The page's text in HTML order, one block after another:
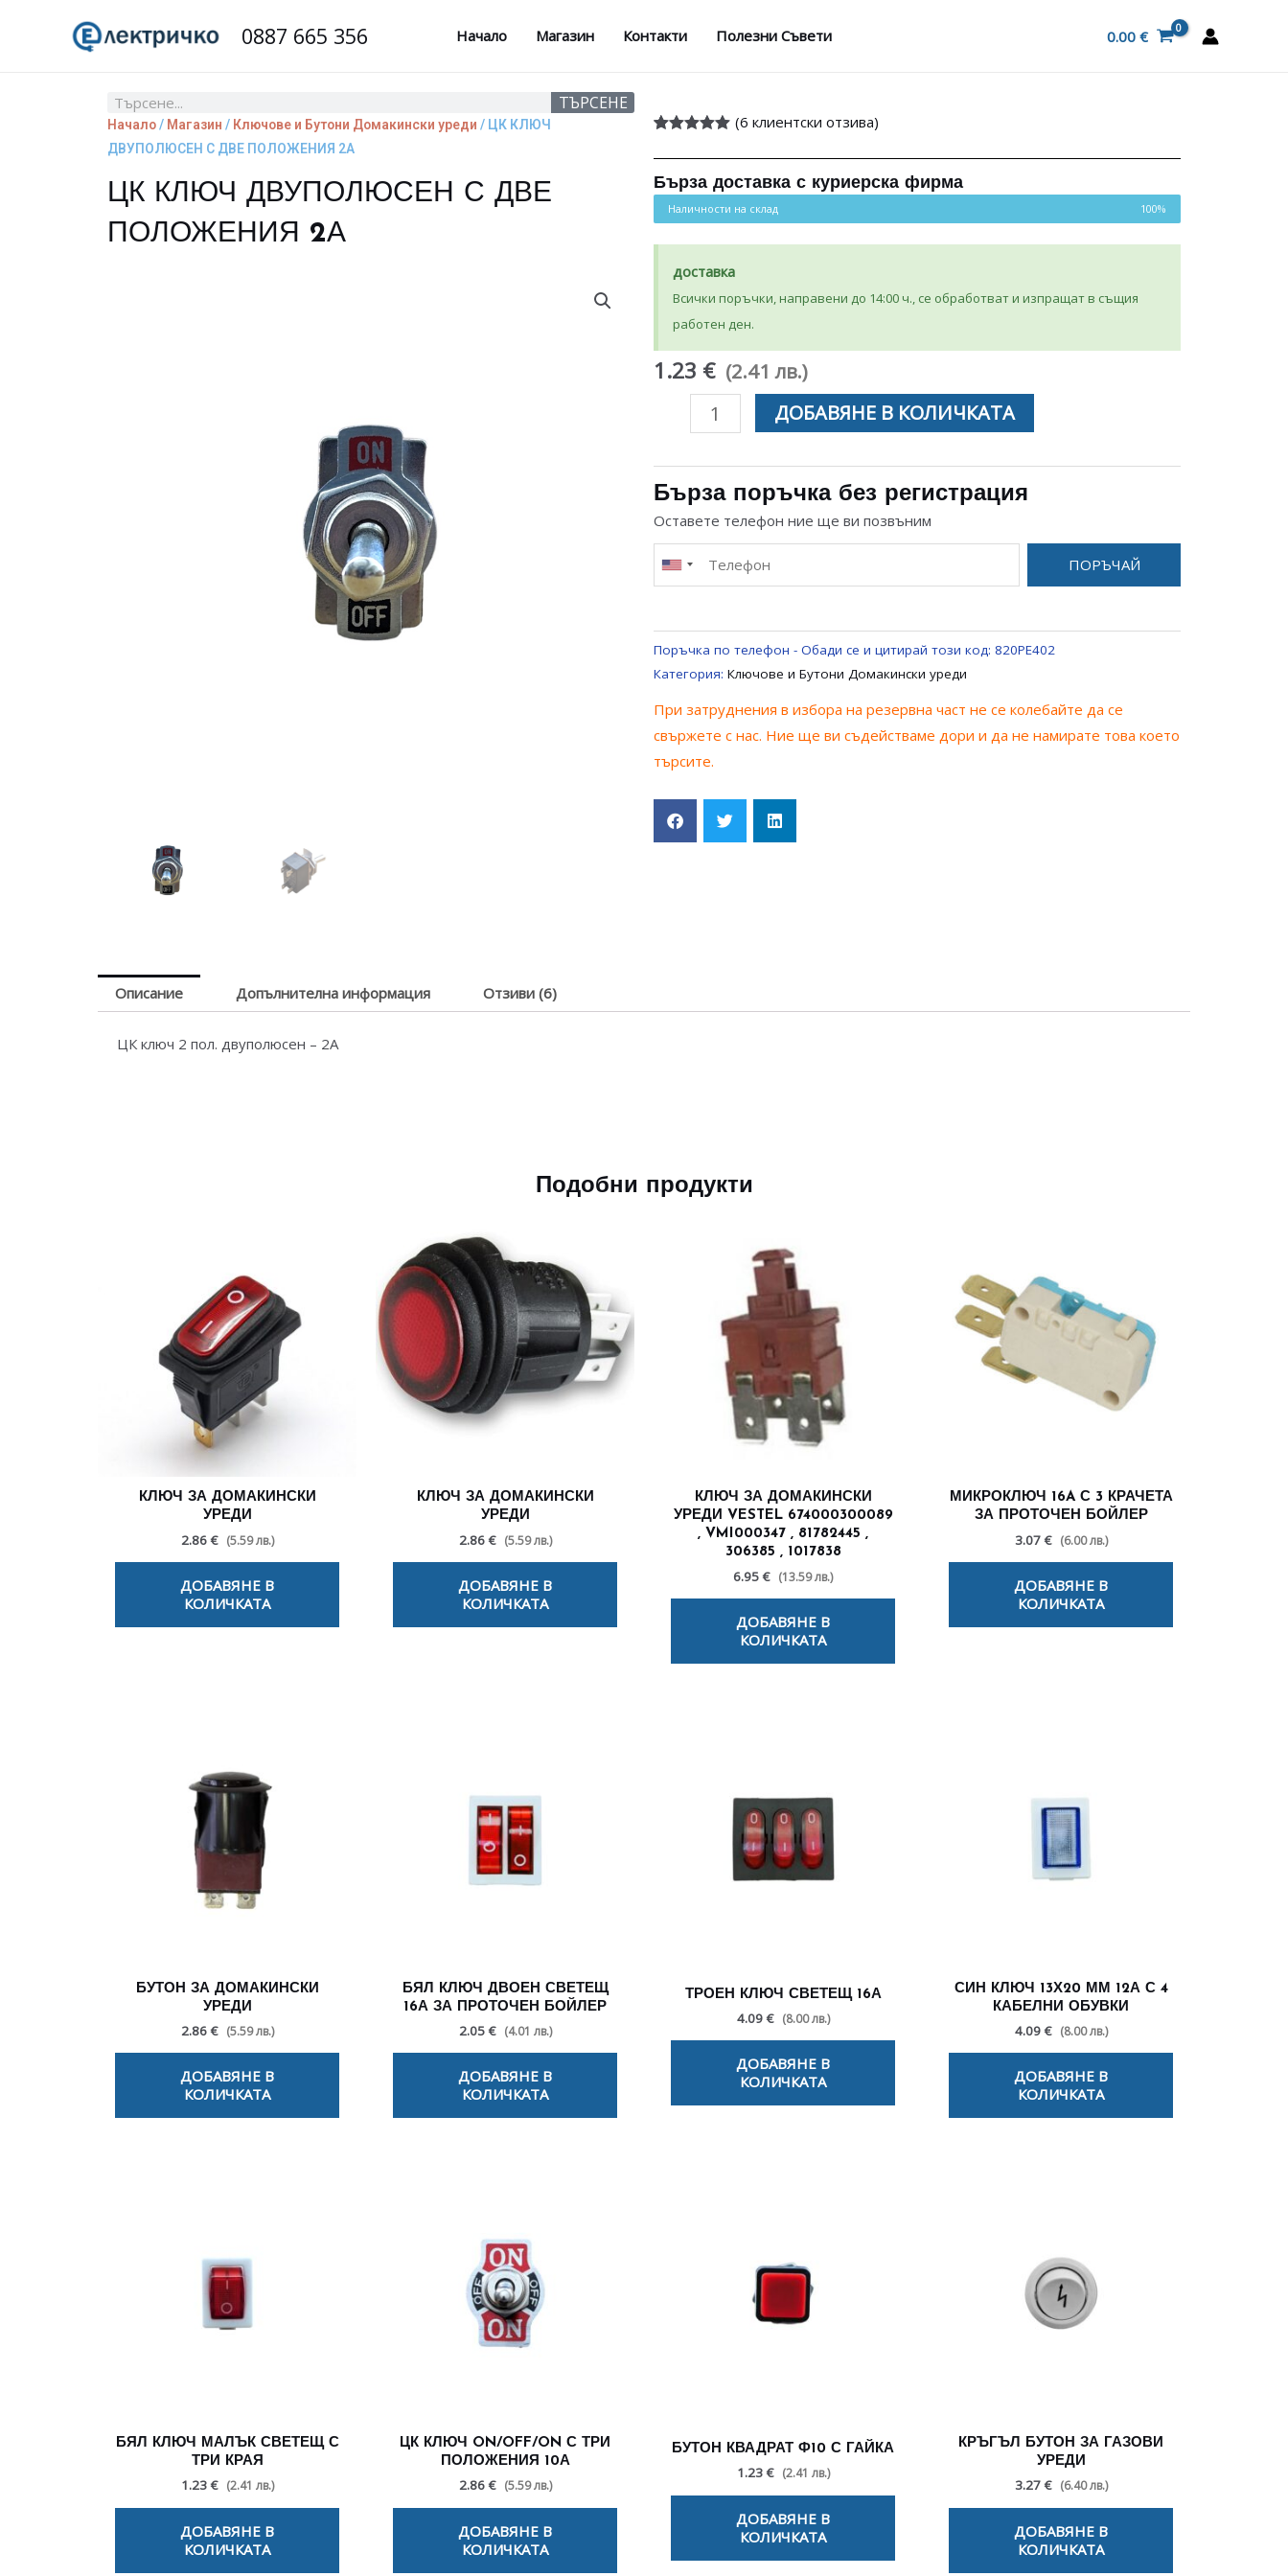
0887 665 356 Начало Магазин Контакти Полезни Съвети 0.00 €
Search ТЪРСЕНЕ
Начало/ Магазин / Ключове и Бутони Домакински уреди / ЦК КЛЮЧ
ДВУПОЛЮСЕН С ДВЕ ПОЛОЖЕНИЯ 2А
ЦК КЛЮЧ ДВУПОЛЮСЕН С ДВЕ
ПОЛОЖЕНИЯ 2А
от 5,
потребителски
(6 клиентски отзива)
Бърза доставка с куриерска фирма
Наличности на склад 100%
доставка
Всички поръчки, направени до 14:00 ч., се обработват и изпращат в същия
работен ден.
1.23 € (2.41 лв.)
количество
КЛЮЧ
ДВУПОЛЮСЕН
ДВЕ
ПОЛОЖЕНИЯ
ДОБАВЯНЕ В КОЛИЧКАТА
Бърза поръчка без регистрация
Оставете телефон ние ще ви позвъним
ПОРЪЧАЙ
Поръчка по телефон - Обади се и цитирай този код: 820PE402
Категория: Ключове и Бутони Домакински уреди
При затруднения в избора на резервна част не се колебайте да се
свържете с нас. Ние ще ви съдействаме дори и да не намирате това което
търсите.
Описание Допълнителна информация Отзиви (6)
ЦК ключ 2 пол. двуполюсен – 2А
Подобни продукти
КЛЮЧ ЗА ДОМАКИНСКИ
УРЕДИ
2.86 € (5.59 лв.)
ДОБАВЯНЕ В
КОЛИЧКАТА
КЛЮЧ ЗА ДОМАКИНСКИ
УРЕДИ
2.86 € (5.59 лв.)
ДОБАВЯНЕ В
КОЛИЧКАТА
КЛЮЧ ЗА ДОМАКИНСКИ
УРЕДИ VESTEL 674000300089
, VMI000347 , 81782445 ,
306385 , 1017838
6.95 € (13.59 лв.)
ДОБАВЯНЕ В
КОЛИЧКАТА
МИКРОКЛЮЧ 16A С 3 КРАЧЕТА
ЗА ПРОТОЧЕН БОЙЛЕР
3.07 € (6.00 лв.)
ДОБАВЯНЕ В
КОЛИЧКАТА
БУТОН ЗА ДОМАКИНСКИ
УРЕДИ
2.86 € (5.59 лв.)
ДОБАВЯНЕ В
КОЛИЧКАТА
БЯЛ КЛЮЧ ДВОЕН СВЕТЕЩ
16А ЗА ПРОТОЧЕН БОЙЛЕР
2.05 € (4.01 лв.)
ДОБАВЯНЕ В
КОЛИЧКАТА
ТРОЕН КЛЮЧ СВЕТЕЩ 16А
4.09 € (8.00 лв.)
ДОБАВЯНЕ В
КОЛИЧКАТА
СИН КЛЮЧ 13Х20 ММ 12А С 4
КАБЕЛНИ ОБУВКИ
4.09 € (8.00 лв.)
ДОБАВЯНЕ В
КОЛИЧКАТА
БЯЛ КЛЮЧ МАЛЪК СВЕТЕЩ С
ТРИ КРАЯ
1.23 € (2.41 лв.)
ДОБАВЯНЕ В
КОЛИЧКАТА
ЦК КЛЮЧ ON/OFF/ON С ТРИ
ПОЛОЖЕНИЯ 10А
2.86 € (5.59 лв.)
ДОБАВЯНЕ В
КОЛИЧКАТА
БУТОН КВАДРАТ Ф10 С ГАЙКА
1.23 € (2.41 лв.)
ДОБАВЯНЕ В
КОЛИЧКАТА
КРЪГЪЛ БУТОН ЗА ГАЗОВИ
УРЕДИ
3.27 € (6.40 лв.)
ДОБАВЯНЕ В
КОЛИЧКАТА